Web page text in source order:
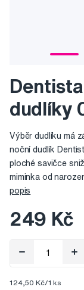
dudlíky
Výběr dudlíku má
noční dudlík
ploché savičce
miminka od
popis
249 Kč
124,50 Kč/1 ks